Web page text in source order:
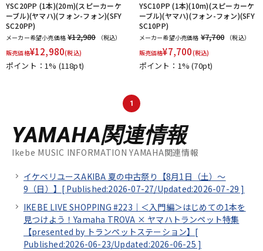
YSC20PP (1本)(20m)(スピーカーケ
ーブル)(ヤマハ)(フォン-フォン)(SFY
SC20PP)
メーカー希望小売価格 ¥12,980
（税込）
販売価格¥12,980(税込)
ポイント：1% (118pt)
YSC10PP (1本)(10m)(スピーカーケ
ーブル)(ヤマハ)(フォン-フォン)(SFY
SC10PP)
メーカー希望小売価格 ¥7,700
（税込）
販売価格¥7,700(税込)
ポイント：1%(70pt)
1
YAMAHA関連情報
Ikebe MUSIC INFORMATION YAMAHA関連情報
イケベリユースAKIBA 夏の中古祭り【8月1日（土）～
9（日）】[ Published:2026-07-27/Updated:2026-07-29 ]
IKEBE LIVE SHOPPING #223｜＜入門編＞はじめての1本を
見つけよう！Yamaha TROVA × ヤマハトランペット特集
【presented by トランペットステーション】[
Published:2026-06-23/Updated:2026-06-25 ]